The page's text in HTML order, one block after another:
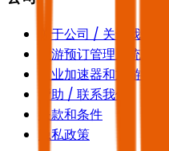
关于公司 / 关于我们
旅游预订管理系统
商业加速器和旅游学院
帮助 / 联系我们
条款和条件
隐私政策